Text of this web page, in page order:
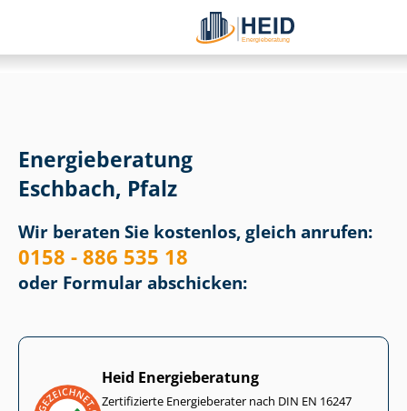
Energieberatung
Eschbach, Pfalz
Wir beraten Sie kostenlos, gleich anrufen:
0158 - 886 535 18
oder Formular abschicken:
Heid Energieberatung
Zertifizierte Energieberater nach DIN EN 16247